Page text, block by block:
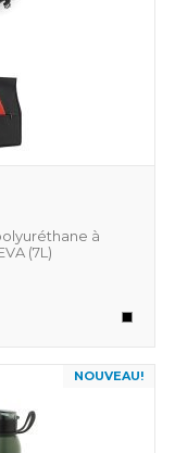
à
(7L)
NOUVEAU!